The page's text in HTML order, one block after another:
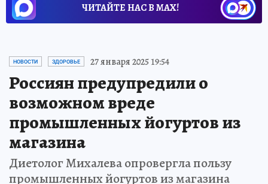
ЧИТАЙТЕ НАС В МАХ!
НОВОСТИ ЗДОРОВЬЕ 27 января 2025 19:54
Россиян предупредили о
возможном вреде
промышленных йогуртов из
магазина
Диетолог Михалева опровергла пользу
промышленных йогуртов из магазина